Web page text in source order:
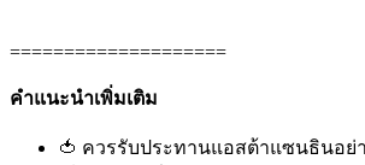
====================
คำแนะนำเพิ่มเติม
🍅 ควรรับประทานแอสต้าแซนธินอย่า